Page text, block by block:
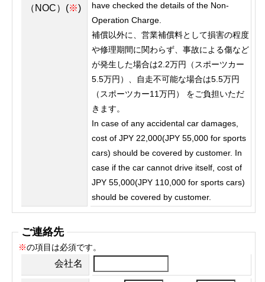
（NOC）(※)
have checked the details of the Non-
Operation Charge.
補償以外に、営業補償料として損害の程度
や修理期間に関わらず、事故による傷など
が発生した場合は2.2万円（スポーツカー
5.5万円）、自走不可能な場合は5.5万円
（スポーツカー11万円） をご負担いただ
きます。
In case of any accidental car damages,
cost of JPY 22,000(JPY 55,000 for sports
cars) should be covered by customer. In
case if the car cannot drive itself, cost of
JPY 55,000(JPY 110,000 for sports cars)
should be covered by customer.
ご連絡先
※の項目は必須です。
会社名